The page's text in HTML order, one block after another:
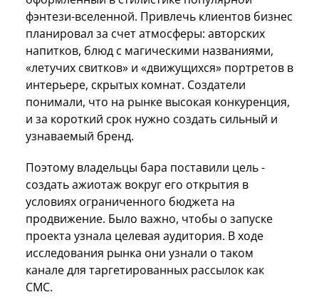
фэнтези-вселенной. Привлечь клиентов бизнес
планировал за счет атмосферы: авторских
напитков, блюд с магическими названиями,
«летучих свитков» и «движущихся» портретов в
интерьере, скрытых комнат. Создатели
понимали, что на рынке высокая конкуренция,
и за короткий срок нужно создать сильный и
узнаваемый бренд.
Поэтому владельцы бара поставили цель -
создать ажиотаж вокруг его открытия в
условиях ограниченного бюджета на
продвижение. Было важно, чтобы о запуске
проекта узнала целевая аудитория. В ходе
исследования рынка они узнали о таком
канале для таргетированных рассылок как
СМС.